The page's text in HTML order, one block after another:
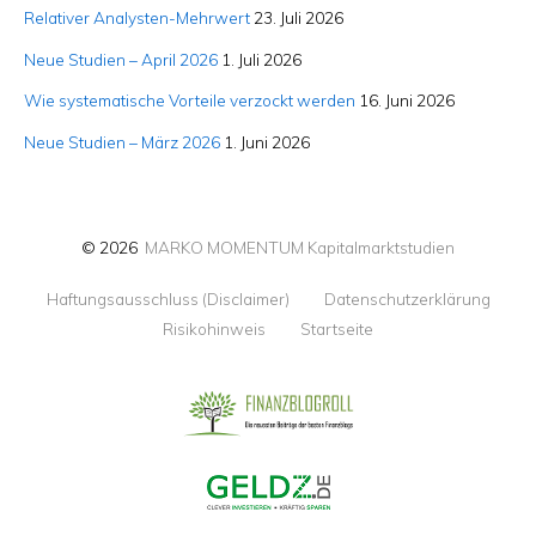
Relativer Analysten-Mehrwert 23. Juli 2026
Neue Studien – April 2026 1. Juli 2026
Wie systematische Vorteile verzockt werden 16. Juni 2026
Neue Studien – März 2026 1. Juni 2026
© 2026 MARKO MOMENTUM Kapitalmarktstudien
Haftungsausschluss (Disclaimer)
Datenschutzerklärung
Risikohinweis
Startseite